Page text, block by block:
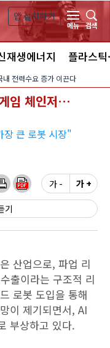
앱 설치하기
메뉴
검색
재생에너지 플라스틱
전력수요 증가 이끈다
임 체인저…
큰 로봇 시장"
가 - 가 +
산업으로, 파업 리
출이라는 구조적 리
로봇 도입을 통해
이 제기되면서, AI
부상하고 있다.